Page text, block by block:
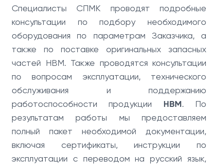
Специалисты СПМК проводят подробные
консультации по подбору необходимого
оборудования по параметрам Заказчика, а
также по поставке оригинальных запасных
частей HBM. Также проводятся консультации
по вопросам эксплуатации, технического
обслуживания и поддержанию
работоспособности продукции HBM. По
результатам работы мы предоставляем
полный пакет необходимой документации,
включая сертификаты, инструкции по
эксплуатации с переводом на русский язык,